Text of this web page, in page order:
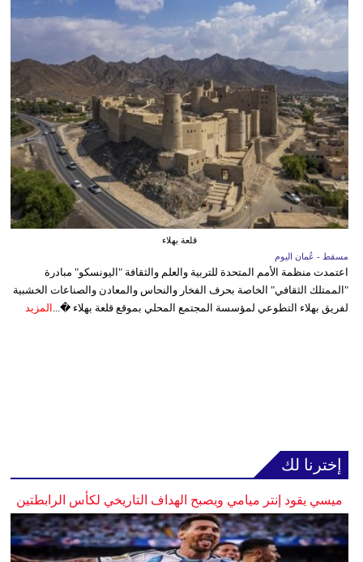
قلعة بهلاء
مسقط - عُمان اليوم
اعتمدت منظمة الأمم المتحدة للتربية والعلم والثقافة "اليونسكو" مبادرة
"الممتلك الثقافي" الخاصة بحرف الفخار والنحاس والمعادن والصناعات الخشبية
لفريق بهلاء التطوعي لمؤسسة المجتمع المحلي بموقع قلعة بهلاء �... المزيد
إخترنا لك
ميسي يقود إنتر ميامي ويصبح الهداف التاريخي لكأس الرابطتين